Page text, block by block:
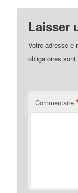
Laisser
Votre adresse
obligatoires
Commentaire